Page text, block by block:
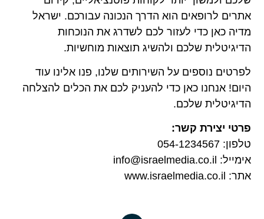
אתרים לרופאים הוא הדרך הנכונה עבורכם. ישראל
מדיה כאן כדי לעזור לכם לשדרג את הנוכחות
הדיגיטלית שלכם ולהשיג תוצאות מוחשיות.
לפרטים נוספים על השירותים שלנו, פנו אלינו עוד
היום! אנחנו כאן כדי להעניק לכם את הכלים להצלחה
הדיגיטלית שלכם.
פרטי יצירת קשר:
טלפון: 054-1234567
אימייל: info@israelmedia.co.il
אתר: www.israelmedia.co.il